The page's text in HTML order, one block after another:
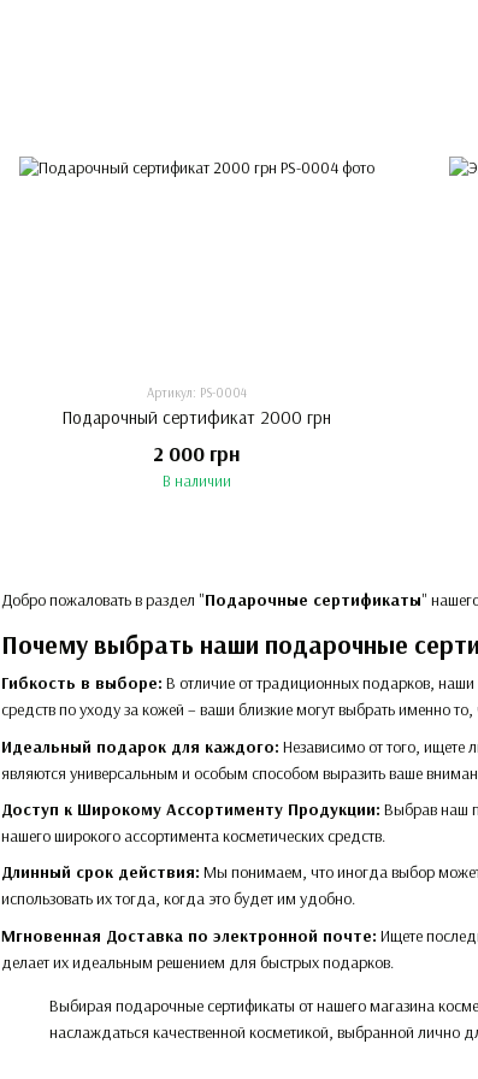
Добро пожаловать в раздел "Подарочные сертификаты"
Почему выбрать наши подарочные
Гибкость в выборе: В отличие от традиционных подарков,
средств по уходу за кожей – ваши близкие могут выбрать именно
Идеальный подарок для каждого: Независимо от того,
являются универсальным и особым способом выразить ваше
Доступ к Широкому Ассортименту Продукции: Выбрав наш
нашего широкого ассортимента косметических средств.
Длинный срок действия: Мы понимаем, что иногда выбор
использовать их тогда, когда это будет им удобно.
Мгновенная Доставка по электронной почте: Ищете
делает их идеальным решением для быстрых подарков.
Выбирая подарочные сертификаты от нашего магазина
наслаждаться качественной косметикой, выбранной
Артикул: PS-0004
Подарочный сертификат 2000 грн
2 000 грн
В наличии